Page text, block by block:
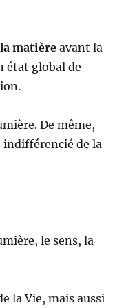
matièreavant la
état global de
De même,
de la
le sens, la
la Vie, mais aussi